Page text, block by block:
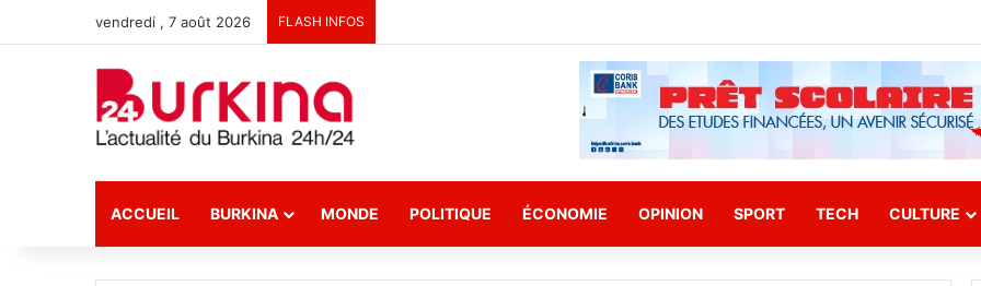
vendredi , 7 août 2026 FLASH INFOS
ACCUEIL BURKINA MONDE POLITIQUE ÉCONOMIE OPINION SPORT TECH CULTURE